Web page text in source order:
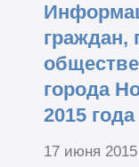
граждан,
города
2015 года
17 июня 2015